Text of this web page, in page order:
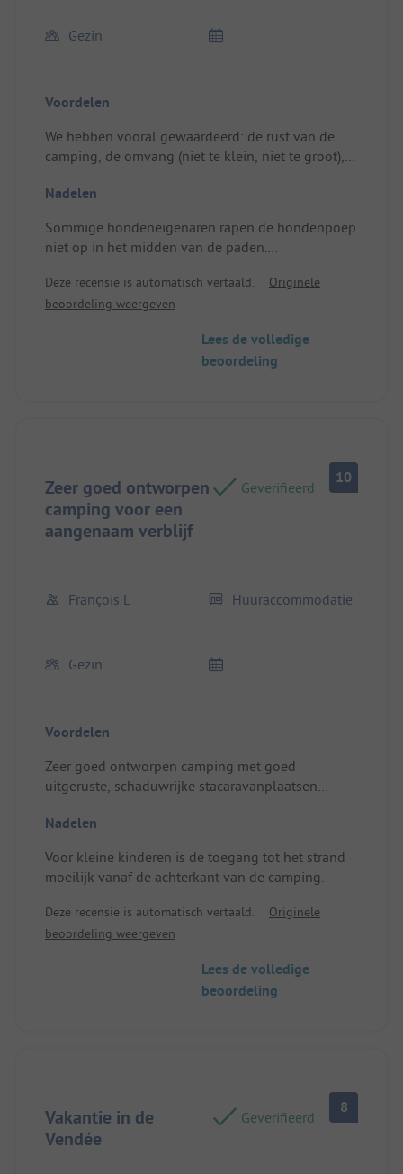
Gezin
Voordelen
We hebben vooral gewaardeerd: de rust van de
camping, de omvang (niet te klein, niet te groot),
kinderclub (zeer goed animatie door Lucile en
de gevarieerde avonden. We vonden het team
gastvrij, meegaand en vriendelijk.
Locatie/Huisvesting: Over het algemeen alles
Nadelen
Sommige hondeneigenaren rapen de hondenpoep
niet op in het midden van de paden.
dan het matras, waardoor het slapen een beetje
wankel was, en het water van de douche was
wanneer het water van een normale temperatuur
naar extreem heet gaat (vooral voor kinderen).
Deze recensie is automatisch vertaald.
Originele
beoordeling weergeven
Lees de volledige
beoordeling
Zeer goed ontworpen
camping voor een
aangenaam verblijf
Geverifieerd
10
François L Huuraccommodatie
Gezin
Voordelen
Zeer goed ontworpen camping met goed
uitgeruste, schaduwrijke stacaravanplaatsen
benodigde faciliteiten voor een aangename
Ideale ligging tussen Saint Jean de Monts en
Notre Dame de Monts, met een mooi zwembad,
strand op loopafstand, supermarkt, bar en
snackbar ter plaatse. Locatie/Huisvesting: Zeer
functioneel, voorzien van al het noodzakelijke,
met een mooi overdekt terras.
Nadelen
Voor kleine kinderen is de toegang tot het strand
moeilijk vanaf de achterkant van de camping.
Deze recensie is automatisch vertaald.
Originele
beoordeling weergeven
Lees de volledige
beoordeling
Vakantie in de
Vendée
Geverifieerd
8